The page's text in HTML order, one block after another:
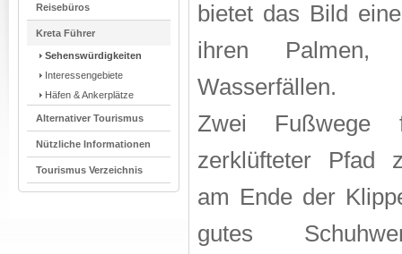
Reisebüros
Kreta Führer
Sehenswürdigkeiten
Interessengebiete
Häfen & Ankerplätze
Alternativer Tourismus
Nützliche Informationen
Tourismus Verzeichnis
bietet das Bild
ihren Palmen,
Wasserfällen.
Zwei
zerklüfteter Pfad
am Ende der
gutes